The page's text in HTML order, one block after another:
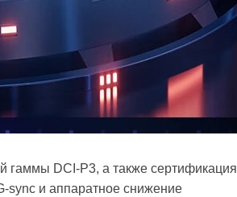
гаммы DCI-P3, а также сертификация
sync и аппаратное снижение